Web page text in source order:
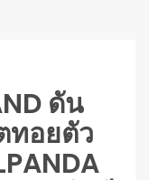
ดัน
ทอยตัว